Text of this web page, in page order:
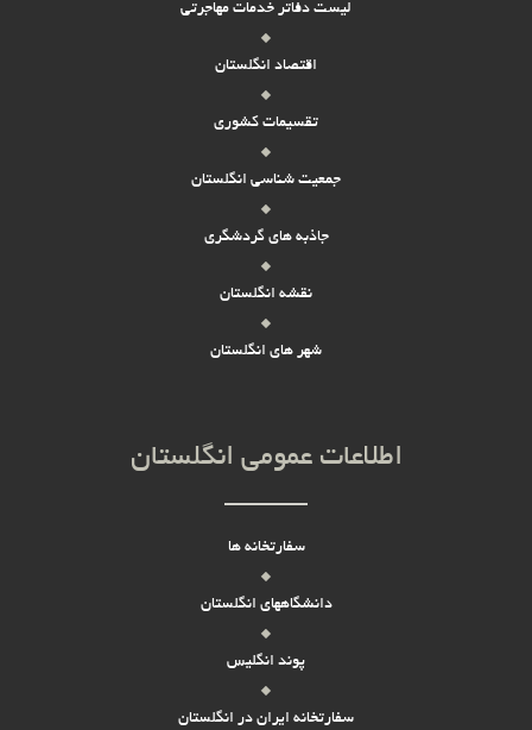
لیست دفاتر خدمات مهاجرتی
اقتصاد انگلستان
تقسیمات کشوری
جمعیت شناسی انگلستان
جاذبه های گردشگری
نقشه انگلستان
شهر های انگلستان
اطلاعات عمومی انگلستان
سفارتخانه ها
دانشگاههای انگلستان
پوند انگلیس
سفارتخانه ایران در انگلستان